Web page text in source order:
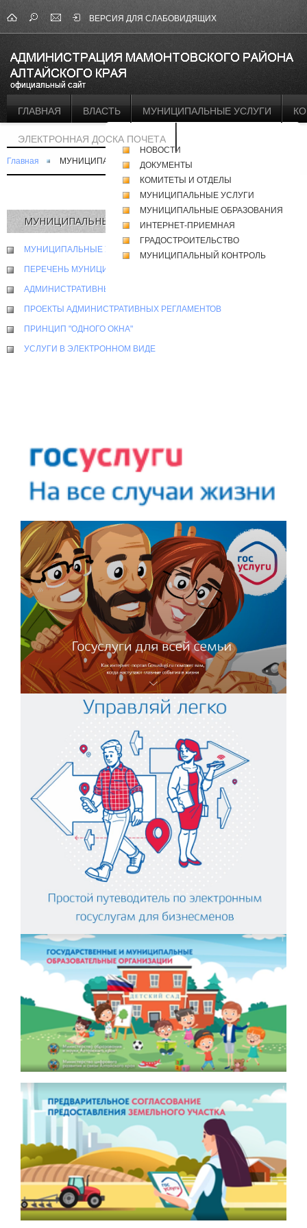
ВЕРСИЯ ДЛЯ СЛАБОВИДЯЩИХ
ГЛАВНАЯ ВЛАСТЬ МУНИЦИПАЛЬНЫЕ УСЛУГИ
ЭЛЕКТРОННАЯ ДОСКА ПОЧЕТА
НОВОСТИ
ДОКУМЕНТЫ
КОМИТЕТЫ И ОТДЕЛЫ
МУНИЦИПАЛЬНЫЕ УСЛУГИ
МУНИЦИПАЛЬНЫЕ ОБРАЗОВАНИЯ
ИНТЕРНЕТ-ПРИЕМНАЯ
ГРАДОСТРОИТЕЛЬСТВО
МУНИЦИПАЛЬНЫЙ КОНТРОЛЬ
Главная МУНИЦИПАЛЬНЫЕ УСЛУГИ
МУНИЦИПАЛЬНЫЕ УСЛУГИ
МУНИЦИПАЛЬНЫЕ УСЛУГИ
ПЕРЕЧЕНЬ МУНИЦИПАЛЬНЫХ УСЛУГ
АДМИНИСТРАТИВНЫЕ РЕГЛАМЕНТЫ
ПРОЕКТЫ АДМИНИСТРАТИВНЫХ РЕГЛАМЕНТОВ
ПРИНЦИП "ОДНОГО ОКНА"
УСЛУГИ В ЭЛЕКТРОННОМ ВИДЕ